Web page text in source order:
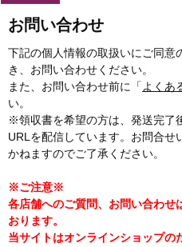
お問い合わせ
下記の個人情報の取扱いにご同意
き、お問い合わせください。
また、お問い合わせ前に「 よくあ
い。
※領収書を希望の方は、発送完了
URLを配信しています。お問合せ
かねますのでご了承ください。
※ご注意※
各店舗へのご質問、お問い合わせ
おります。
当サイトはオンラインショップの